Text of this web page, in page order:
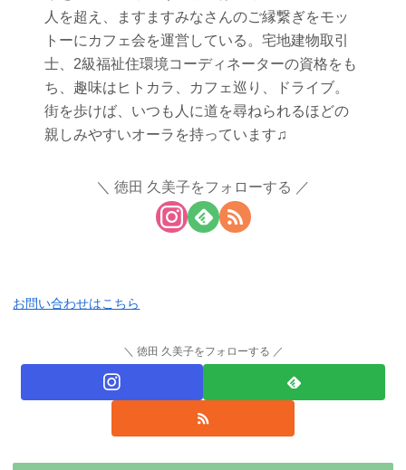
人を超え、ますますみなさんのご縁繋ぎをモッ
トーにカフェ会を運営している。宅地建物取引
士、2級福祉住環境コーディネーターの資格をも
ち、趣味はヒトカラ、カフェ巡り、ドライブ。
街を歩けば、いつも人に道を尋ねられるほどの
親しみやすいオーラを持っています♫
徳田 久美子をフォローする
お問い合わせはこちら
徳田 久美子をフォローする